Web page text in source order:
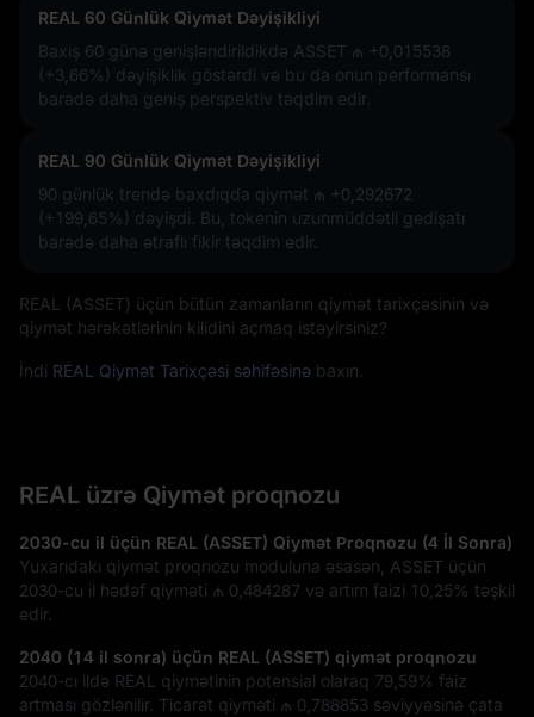
REAL 60 Günlük Qiymət Dəyişikliyi
Baxış 60 günə genişləndirildikdə ASSET ₼ +0,015538
(+3,66%) dəyişiklik göstərdi və bu da onun performansı
barədə daha geniş perspektiv təqdim edir.
REAL 90 Günlük Qiymət Dəyişikliyi
90 günlük trendə baxdıqda qiymət ₼ +0,292672
(+199,65%) dəyişdi. Bu, tokenin uzunmüddətli gedişatı
barədə daha ətraflı fikir təqdim edir.
REAL (ASSET) üçün bütün zamanların qiymət tarixçəsinin və
qiymət hərəkətlərinin kilidini açmaq istəyirsiniz?
İndi REAL Qiymət Tarixçəsi səhifəsinə baxın.
REAL üzrə Qiymət proqnozu
2030-cu il üçün REAL (ASSET) Qiymət Proqnozu (4 İl Sonra)
Yuxarıdakı qiymət proqnozu moduluna əsasən, ASSET üçün
2030-cu il hədəf qiyməti ₼ 0,484287 və artım faizi 10,25% təşkil
edir.
2040 (14 il sonra) üçün REAL (ASSET) qiymət proqnozu
2040-cı ildə REAL qiymətinin potensial olaraq 79,59% faiz
artması gözlənilir. Ticarət qiyməti ₼ 0,788853 səviyyəsinə çata